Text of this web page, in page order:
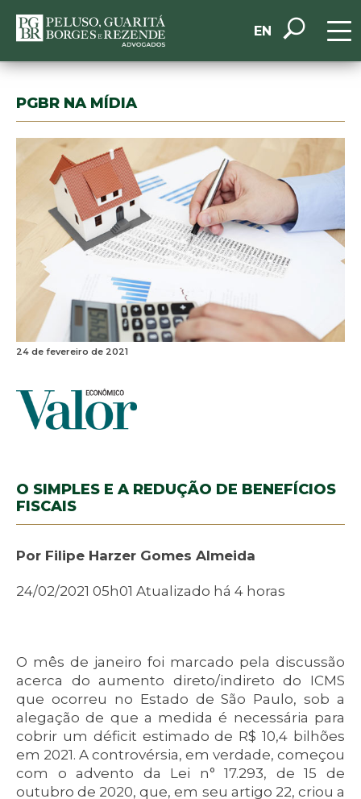
EN
PGBR NA MÍDIA
24 de fevereiro de 2021
O SIMPLES E A REDUÇÃO DE BENEFÍCIOS
FISCAIS
Por Filipe Harzer Gomes Almeida
24/02/2021 05h01 Atualizado há 4 horas
O mês de janeiro foi marcado pela discussão
acerca do aumento direto/indireto do ICMS
que ocorreu no Estado de São Paulo, sob a
alegação de que a medida é necessária para
cobrir um déficit estimado de R$ 10,4 bilhões
em 2021. A controvérsia, em verdade, começou
com o advento da Lei n° 17.293, de 15 de
outubro de 2020, que, em seu artigo 22, criou a